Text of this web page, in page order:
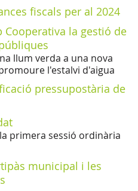
fiscals per al 2024
Cooperativa la gestió de
llum verda a una nova
l'estalvi d'aigua
pressupostària de
primera sessió ordinària
municipal i les